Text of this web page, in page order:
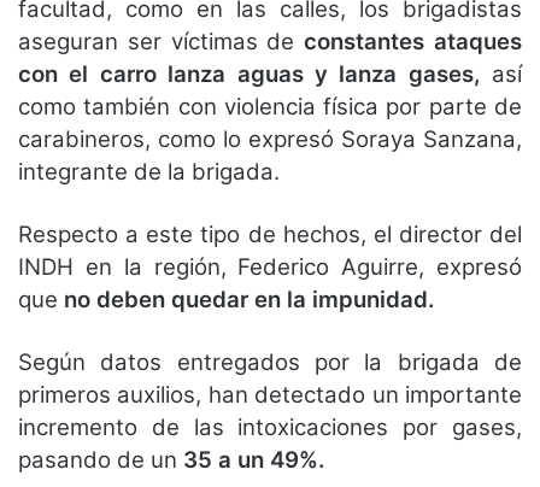
facultad, como en las calles, los brigadistas
aseguran ser víctimas deconstantes ataques
con el carro lanza aguas y lanza gases, así
como también con violencia física por parte de
carabineros, como lo expresó Soraya Sanzana,
integrante de la brigada.
Respecto a este tipo de hechos, el director del
INDH en la región, Federico Aguirre, expresó
que no deben quedar en la impunidad.
Según datos entregados por la brigada de
primeros auxilios, han detectado un importante
incremento de las intoxicaciones por gases,
pasando de un 35 a un 49%.